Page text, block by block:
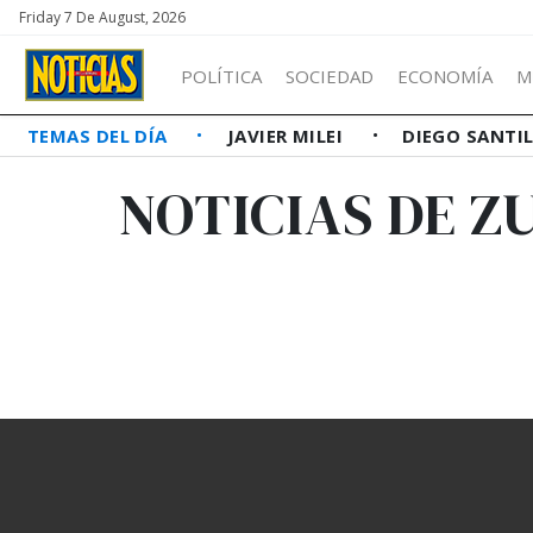
Friday 7 De August, 2026
POLÍTICA SOCIEDAD ECONOMÍA
TEMAS DEL DÍA JAVIER MILEI DIEGO
NOTICIAS DE